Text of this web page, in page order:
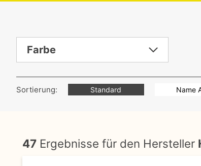
Sortierung: Standard Name
47 Ergebnisse für den Hersteller